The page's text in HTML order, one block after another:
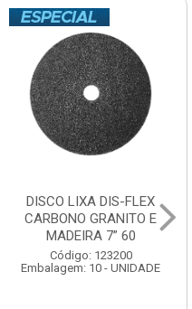
ISOLADOR PARALELO
WALPLAST16x25 1/4
Código: 302678
Embalagem: 10 - UNIDADE